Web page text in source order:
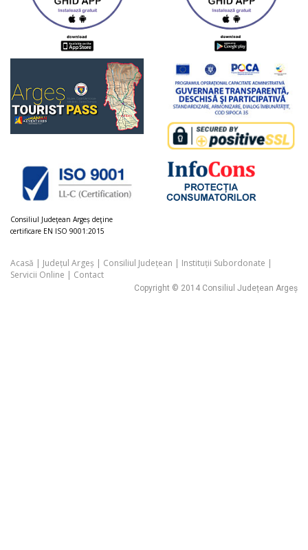
Consiliul Judeţean Argeș deţine
certificare EN ISO 9001:2015
Acasă | Județul Argeș | Consiliul Județean | Instituții Subordonate |
Servicii Online | Contact
Copyright © 2014 Consiliul Județean Argeș